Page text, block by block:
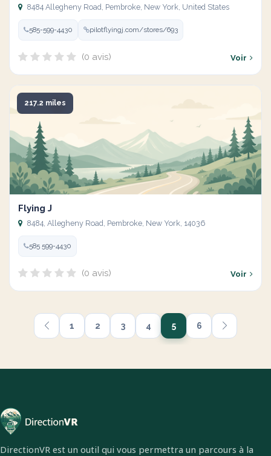
8484 Allegheny Road, Pembroke, New York, United States
585-599-4430 pilotflyingj.com/stores/693
(0 avis) Voir
217.2 miles
Flying J
8484, Allegheny Road, Pembroke, New York, 14036
585 599-4430
(0 avis) Voir
1 2 3 4 5 6
DirectionVR est un outil qui vous permettra un parcours à la